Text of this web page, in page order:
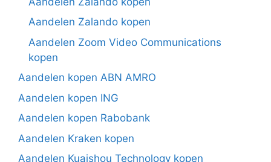
Aandelen Zalando kopen
Aandelen Zoom Video Communications
kopen
Aandelen kopen ABN AMRO
Aandelen kopen ING
Aandelen kopen Rabobank
Aandelen Kraken kopen
Aandelen Kuaishou Technology kopen